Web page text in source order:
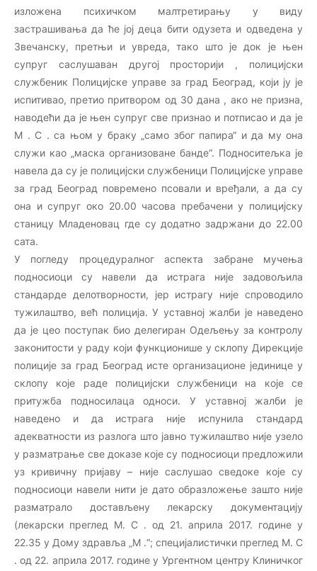
изложена психичком малтретирању у виду
застрашивања да ће јој деца бити одузета и одведена у
Звечанску, претњи и увреда, тако што је док је њен
супруг саслушаван другој просторији , полицијски
службеник Полицијске управе за град Београд, који ју је
испитивао, претио притвором од 30 дана , ако не призна,
наводећи да је њен супруг све признао и потписао и да је
М . С . са њом у браку „само због папира“ и да му она
служи као „маска организоване банде“. Подноситељка је
навела да су је полицијски службеници Полицијске управе
за град Београд повремено псовали и вређали, а да су
она и супруг око 20.00 часова пребачени у полицијску
станицу Младеновац где су додатно задржани до 22.00
сата.
У погледу процедуралног аспекта забране мучења
подносиоци су навели да истрага није задовољила
стандарде делотворности, јер истрагу није спроводило
тужилаштво, већ полиција. У уставној жалби је наведено
да је цео поступак био делегиран Одељењу за контролу
законитости у раду који функционише у склопу Дирекције
полиције за град Београд исте организационе јединице у
склопу које раде полицијски службеници на које се
притужба подносилаца односи. У уставној жалби је
наведено и да истрага није испунила стандард
адекватности из разлога што јавно тужилаштво није узело
у разматрање све доказе које су подносиоци предложили
уз кривичну пријаву – није саслушао сведоке које су
подносиоци навели нити је дато образложење зашто није
разматрало достављену лекарску документацију
(лекарски преглед М. С . од 21. априла 2017. године у
22.35 у Дому здравља „М .“; специјалистички преглед М. С
. од 22. априла 2017. године у Ургентном центру Клиничког